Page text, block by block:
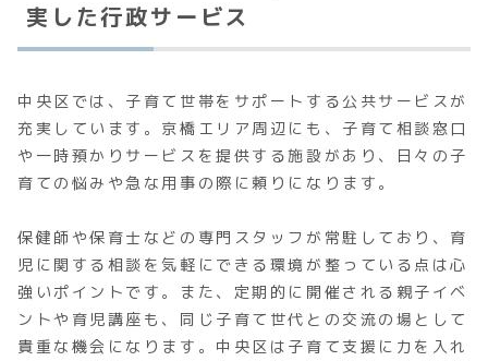
実した行政サービス
中央区では、子育て世帯をサポートする公共サービスが
充実しています。京橋エリア周辺にも、子育て相談窓口
や一時預かりサービスを提供する施設があり、日々の子
育ての悩みや急な用事の際に頼りになります。
保健師や保育士などの専門スタッフが常駐しており、育
児に関する相談を気軽にできる環境が整っている点は心
強いポイントです。また、定期的に開催される親子イベ
ントや育児講座も、同じ子育て世代との交流の場として
貴重な機会になります。中央区は子育て支援に力を入れ